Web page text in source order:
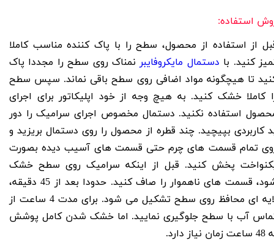
استفاده:
از استفاده از محصول، سطح را با پاک کننده مناسب کاملا
کنید. با دستمال مایکروفایبر نمناک روی سطح را مجددا پاک
تا هیچگونه مواد اضافی روی سطح باقی نماند. سپس سطح
کاملا خشک کنید. به هیچ وجه از خود اپلیکاتور برای اجرای
استفاده نکنید. دستمال مخصوص اجرای سرامیک را دور
کاربردی بپیچید. چند قطره از محصول را روی دستمال بریزید و
تمام قسمت های چرم حتی قسمت های آسیب دیده بصورت
پخش کنید. قبل از اینکه سرامیک روی سطح خشک
شود، قسمت های ناهموار را صاف کنید. حدودا بعد از 45 دقیقه،
لایه ای محافظ روی سطح تشکیل می شود. برای مدت 4 ساعت از
آب با سطح جلوگیری نمایید. اما خشک شدن کامل پوشش
دارد.